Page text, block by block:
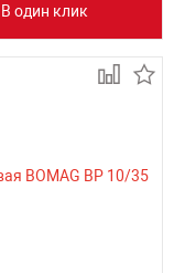
В один клик